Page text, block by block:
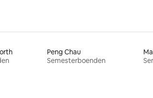
Peng Chau
Semesterboenden